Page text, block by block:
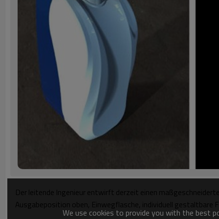
Der leitende Ingenieur entwirft derzeit einen
Ausgabeposition oben, Einwegflasche, individuell
We use cookies to provide you with the best